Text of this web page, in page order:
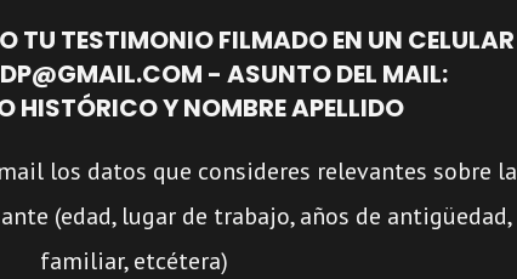
TU TESTIMONIO FILMADO EN UN CELULAR
- ASUNTO DEL MAIL:
HISTÓRICO Y NOMBRE APELLIDO
los datos que consideres relevantes sobre la
(edad, lugar de trabajo, años de antigüedad,
familiar, etcétera)